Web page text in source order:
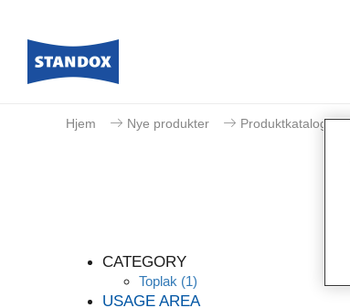
Hjem Nye produkter Produktkatalog
CATEGORY
Toplak (1)
USAGE AREA